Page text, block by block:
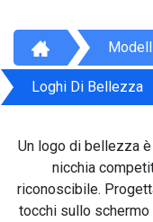
Loghi Di Bellezza
Un logo di bellezza
nicchia
riconoscibile.
tocchi sullo schermo